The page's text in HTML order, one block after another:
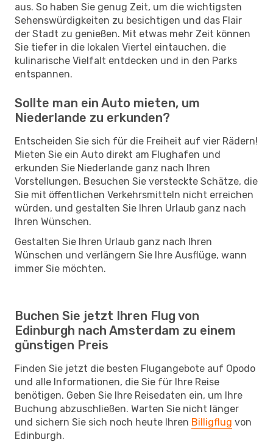
aus. So haben Sie genug Zeit, um die wichtigsten
Sehenswürdigkeiten zu besichtigen und das Flair
der Stadt zu genießen. Mit etwas mehr Zeit können
Sie tiefer in die lokalen Viertel eintauchen, die
kulinarische Vielfalt entdecken und in den Parks
entspannen.
Sollte man ein Auto mieten, um
Niederlande zu erkunden?
Entscheiden Sie sich für die Freiheit auf vier Rädern!
Mieten Sie ein Auto direkt am Flughafen und
erkunden Sie Niederlande ganz nach Ihren
Vorstellungen. Besuchen Sie versteckte Schätze, die
Sie mit öffentlichen Verkehrsmitteln nicht erreichen
würden, und gestalten Sie Ihren Urlaub ganz nach
Ihren Wünschen.
Gestalten Sie Ihren Urlaub ganz nach Ihren
Wünschen und verlängern Sie Ihre Ausflüge, wann
immer Sie möchten.
Buchen Sie jetzt Ihren Flug von
Edinburgh nach Amsterdam zu einem
günstigen Preis
Finden Sie jetzt die besten Flugangebote auf Opodo
und alle Informationen, die Sie für Ihre Reise
benötigen. Geben Sie Ihre Reisedaten ein, um Ihre
Buchung abzuschließen. Warten Sie nicht länger
und sichern Sie sich noch heute Ihren Billigflug von
Edinburgh.